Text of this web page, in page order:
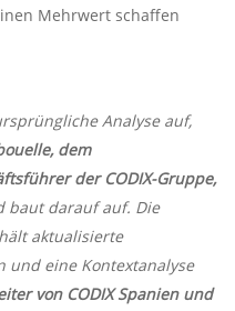
Mehrwert schaffen
Analyse auf,
dem
der CODIX-Gruppe,
baut darauf auf. Die
aktualisierte
und eine Kontextanalyse
von CODIX Spanien und